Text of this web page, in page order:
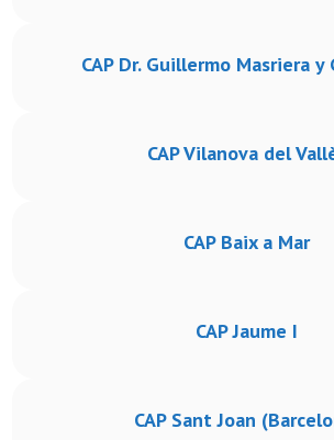
CAP Dr. Guillermo Masriera y
CAP Vilanova del
CAP Baix a Mar
CAP Jaume I
CAP Sant Joan